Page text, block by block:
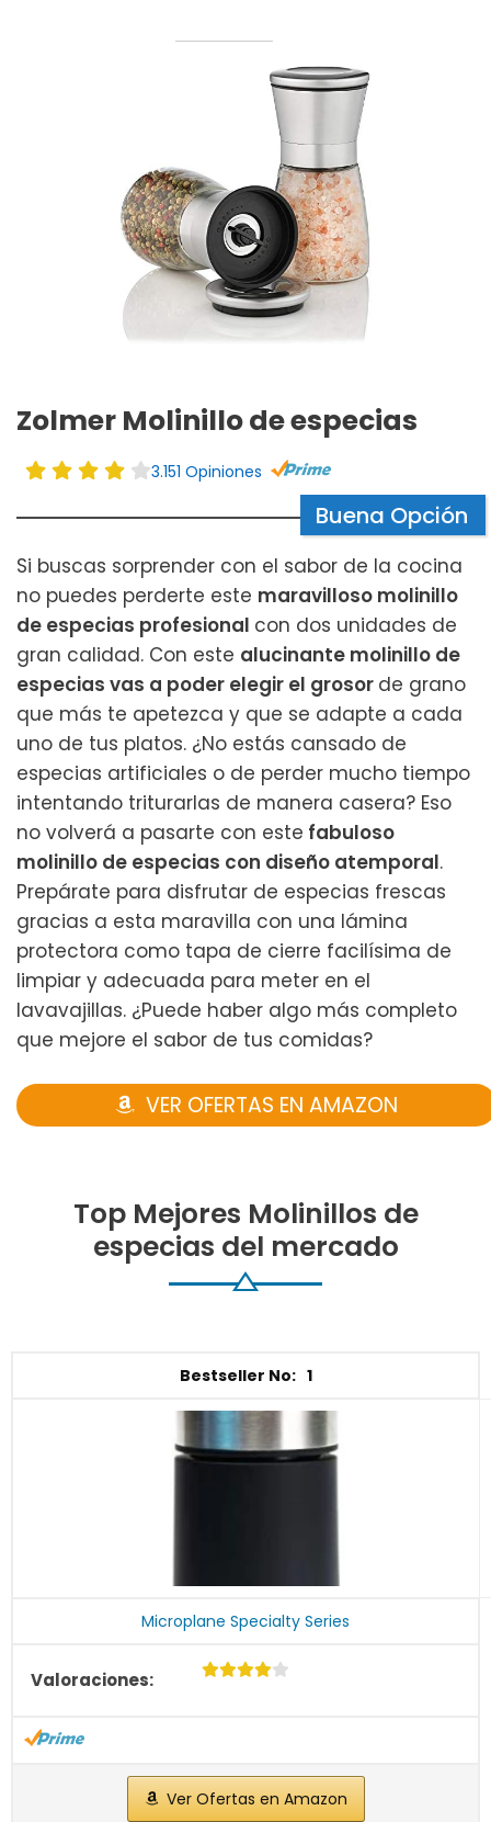
Zolmer Molinillo de especias
3.151 Opiniones
Buena Opción
Si buscas sorprender con el sabor de la cocina
no puedes perderte este maravilloso molinillo
de especias profesional con dos unidades de
gran calidad. Con este alucinante molinillo de
especias vas a poder elegir el grosor de grano
que más te apetezca y que se adapte a cada
uno de tus platos. ¿No estás cansado de
especias artificiales o de perder mucho tiempo
intentando triturarlas de manera casera? Eso
no volverá a pasarte con este fabuloso
molinillo de especias con diseño atemporal.
Prepárate para disfrutar de especias frescas
gracias a esta maravilla con una lámina
protectora como tapa de cierre facilísima de
limpiar y adecuada para meter en el
lavavajillas. ¿Puede haber algo más completo
que mejore el sabor de tus comidas?
VER OFERTAS EN AMAZON
Top Mejores Molinillos de
especias del mercado
1
Microplane Specialty Series
Ver Ofertas en Amazon